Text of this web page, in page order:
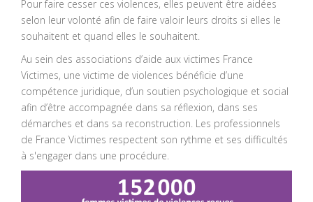
Pour faire cesser ces violences, elles peuvent être aidées
selon leur volonté afin de faire valoir leurs droits si elles le
souhaitent et quand elles le souhaitent.
Au sein des associations d’aide aux victimes France
Victimes, une victime de violences bénéficie d’une
compétence juridique, d’un soutien psychologique et social
afin d’être accompagnée dans sa réflexion, dans ses
démarches et dans sa reconstruction. Les professionnels
de France Victimes respectent son rythme et ses difficultés
à s'engager dans une procédure.